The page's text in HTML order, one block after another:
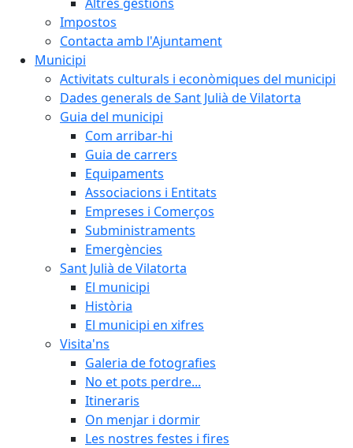
Impostos
Contacta amb l'Ajuntament
Municipi
Activitats culturals i econòmiques del municipi
Dades generals de Sant Julià de Vilatorta
Guia del municipi
Com arribar-hi
Guia de carrers
Equipaments
Associacions i Entitats
Empreses i Comerços
Subministraments
Emergències
Sant Julià de Vilatorta
El municipi
Història
El municipi en xifres
Visita'ns
Galeria de fotografies
No et pots perdre...
Itineraris
On menjar i dormir
Les nostres festes i fires